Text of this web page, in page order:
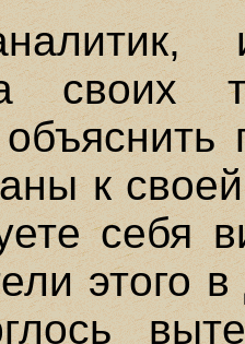
своих
к
себя
этого